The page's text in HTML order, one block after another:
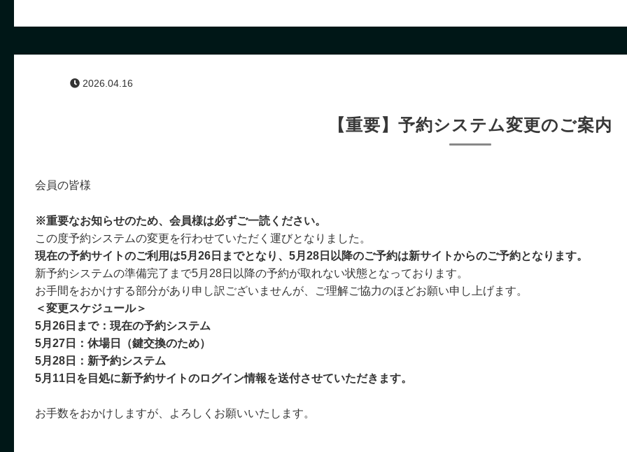
2026.04.16
【重要】予約システム変更のご案内
会員の皆様
※重要なお知らせのため、会員様は必ずご一読ください。
この度予約システムの変更を行わせていただく運びとなりました。
現在の予約サイトのご利用は5月26日までとなり、5月28日以降のご予約は新サイトからのご予約となります。
新予約システムの準備完了まで5月28日以降の予約が取れない状態となっております。
お手間をおかけする部分があり申し訳ございませんが、ご理解ご協力のほどお願い申し上げます。
＜変更スケジュール＞
5月26日まで：現在の予約システム
5月27日：休場日（鍵交換のため）
5月28日：新予約システム
5月11日を目処に新予約サイトのログイン情報を送付させていただきます。
お手数をおかけしますが、よろしくお願いいたします。